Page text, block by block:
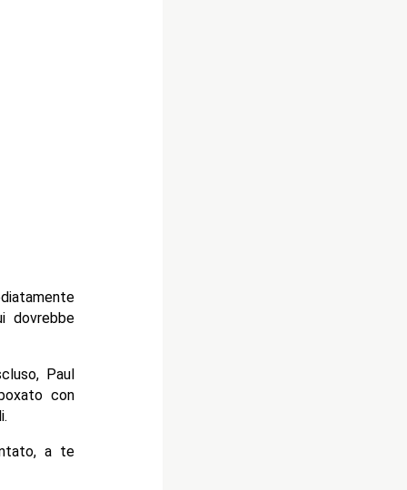
dovrebbe
Paul
con
a te